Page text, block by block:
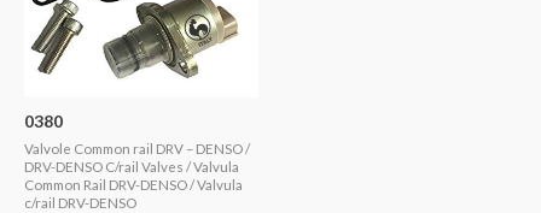
0380
Valvole Common rail DRV – DENSO /
DRV-DENSO C/rail Valves / Valvula
Common Rail DRV-DENSO / Valvula
c/rail DRV-DENSO